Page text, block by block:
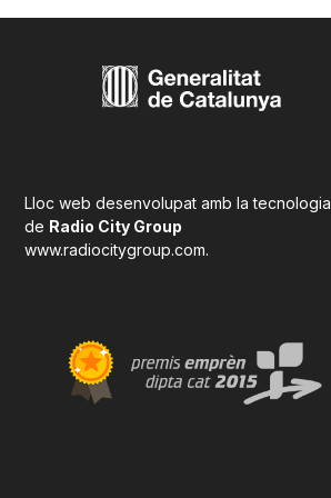
Lloc web desenvolupat amb la tecnologia
de Radio City Group
www.radiocitygroup.com.